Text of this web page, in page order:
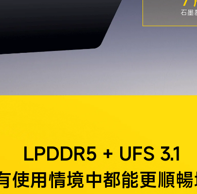
石墨
LPDDR5 + UFS 3.1
使用情境中都能更順